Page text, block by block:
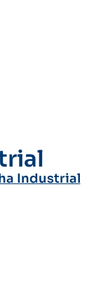
Industrial